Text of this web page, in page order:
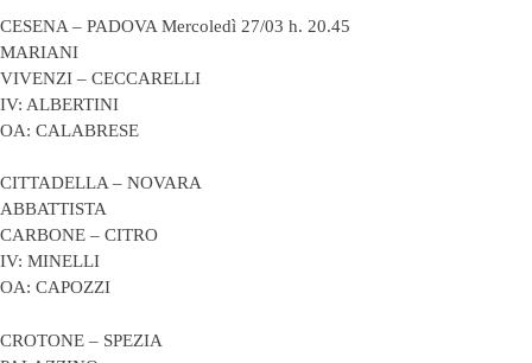
CESENA – PADOVA Mercoledì 27/03 h. 20.45
MARIANI
VIVENZI – CECCARELLI
IV: ALBERTINI
OA: CALABRESE
CITTADELLA – NOVARA
ABBATTISTA
CARBONE – CITRO
IV: MINELLI
OA: CAPOZZI
CROTONE – SPEZIA